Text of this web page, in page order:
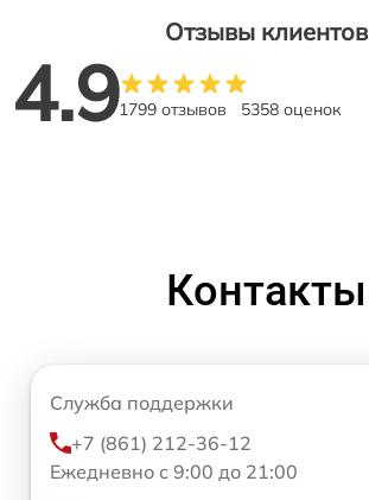
Отзывы клиентов
4.91799 отзывов 5358 оценок
Контакты
Служба поддержки
+7 (861) 212-36-12
Ежедневно с 9:00 до 21:00